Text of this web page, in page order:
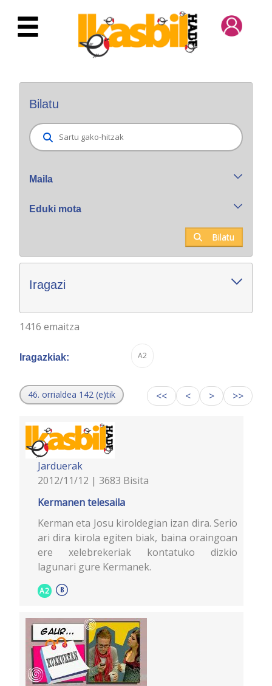
Eduki nagusira joan
Bilatu
Maila
Eduki mota
Bilatu
Iragazi
1416 emaitza
Iragazkiak: A2
46. orrialdea 142 (e)tik << < > >>
Jarduerak
2012/11/12 | 3683 Bisita
Kermanen telesaila
Kerman eta Josu kiroldegian izan dira. Serio
ari dira kirola egiten biak, baina oraingoan
ere xelebrekeriak kontatuko dizkio
lagunari gure Kermanek.
A2